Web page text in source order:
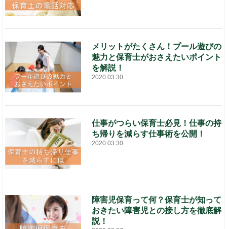
メリットがたくさん！プール遊びの
魅力と保育士がおさえたいポイント
を解説！
2020.03.30
仕事がつらい保育士必見！仕事の持
ち帰りを減らす仕事術を公開！
2020.03.30
障害児保育って何？保育士が知って
おきたい障害児との接し方を徹底解
説！